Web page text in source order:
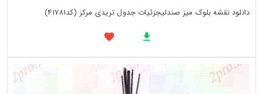
دانلود نقشه بلوک میز صندلیجزئیات جدول تریدی مرکز (کد41781)